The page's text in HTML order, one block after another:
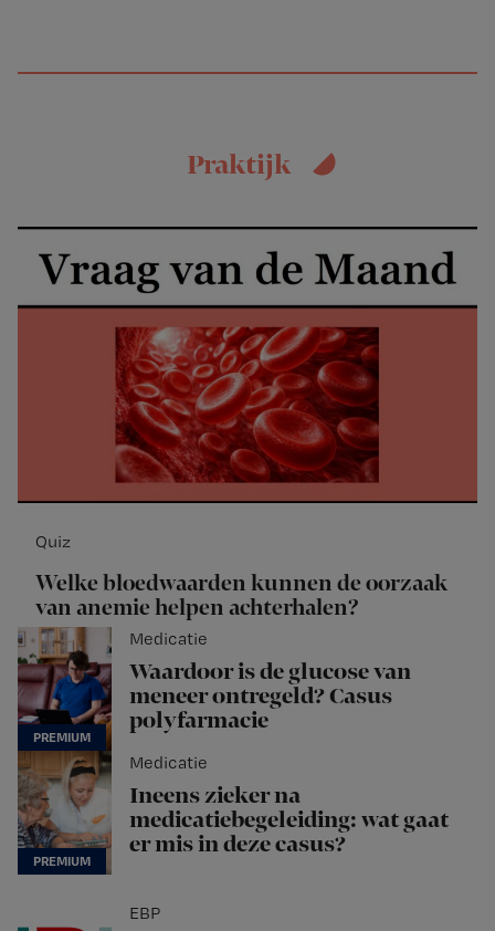
Praktijk
Quiz
Welke bloedwaarden kunnen de oorzaak
van anemie helpen achterhalen?
Medicatie
Waardoor is de glucose van
meneer ontregeld? Casus
polyfarmacie
Medicatie
Ineens zieker na
medicatiebegeleiding: wat gaat
er mis in deze casus?
EBP